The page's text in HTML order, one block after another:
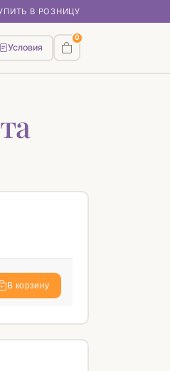
В РОЗНИЦУ
Условия
0
В корзину